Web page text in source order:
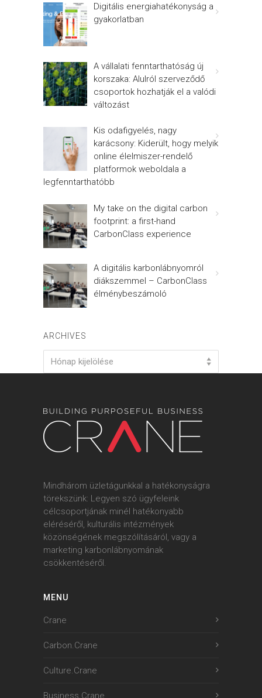
Digitális energiahatékonyság a
gyakorlatban
A vállalati fenntarthatóság új
korszaka: Alulról szerveződő
csoportok hozhatják el a valódi
változást
Kis odafigyelés, nagy
karácsony: Kiderült, hogy melyik
online élelmiszer-rendelő
platformok weboldala a
legfenntarthatóbb
My take on the digital carbon
footprint: a first-hand
CarbonClass experience
A digitális karbonlábnyomról
diákszemmel – CarbonClass
élménybeszámoló
ARCHIVES
Archives
Hónap kijelölése
Mindhárom üzletágunkkal a hatékonyságra
törekszünk: Legyen szó ügyfeleink
célcsoportjának minél hatékonyabb
eléréséről, kulturális intézmények
közönségének megszólításáról, vagy a
marketing karbonlábnyomának
csökkentéséről.
MENU
Crane
Carbon.Crane
Culture.Crane